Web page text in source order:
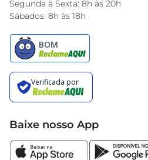
Segunda à Sexta: 8h às 20h
Sábados: 8h às 18h
Baixe nosso App